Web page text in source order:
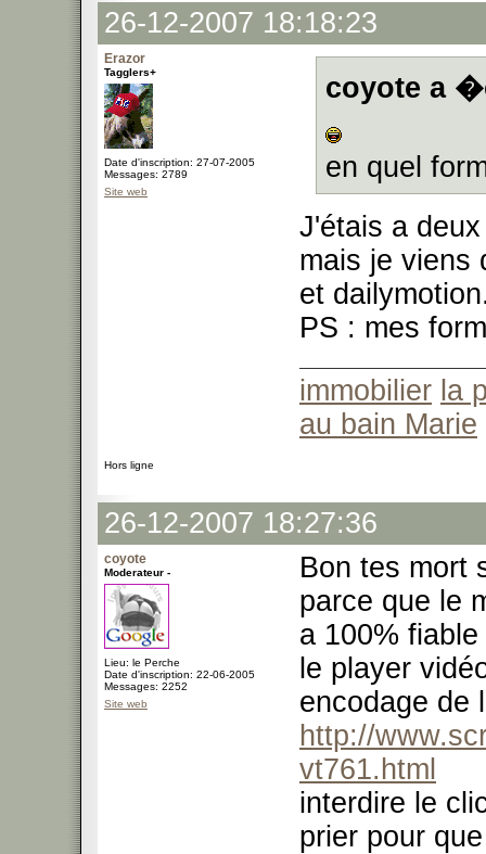
26-12-2007 18:18:23
Erazor
Tagglers+
Date d'inscription: 27-07-2005
Messages: 2789
Site web
coyote a
en quel
J'étais a
mais je viens
et
PS : mes
immobilier la
au bain Marie
Hors ligne
26-12-2007 18:27:36
coyote
Moderateur -
Lieu: le Perche
Date d'inscription: 22-06-2005
Messages: 2252
Site web
Bon tes mort
parce que le
a 100%
le player
encodage de
http://
vt761.html
interdire le
prier pour